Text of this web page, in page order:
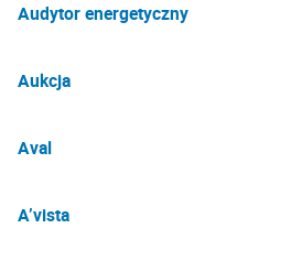
Audytor energetyczny
Aukcja
Aval
A’vista